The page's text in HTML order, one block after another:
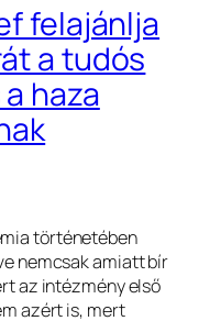
felajánlja
a tudós
haza
történetében
nemcsak amiatt bír
az intézmény első
azért is, mert